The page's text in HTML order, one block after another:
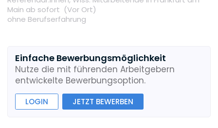
Main ab sofort (Vor Ort)
ohne Berufserfahrung
Einfache Bewerbungsmöglichkeit
Nutze die mit führenden Arbeitgebern
entwickelte Bewerbungsoption.
LOGIN JETZT BEWERBEN